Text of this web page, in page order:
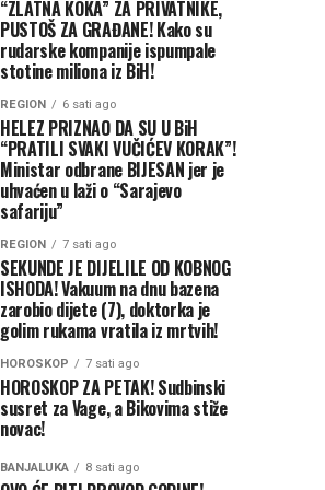
“ZLATNA KOKA” ZA PRIVATNIKE,
PUSTOŠ ZA GRAĐANE! Kako su
rudarske kompanije ispumpale
stotine miliona iz BiH!
REGION 6 sati ago
HELEZ PRIZNAO DA SU U BiH
“PRATILI SVAKI VUČIĆEV KORAK”!
Ministar odbrane BIJESAN jer je
uhvaćen u laži o “Sarajevo
safariju”
REGION 7 sati ago
SEKUNDE JE DIJELILE OD KOBNOG
ISHODA! Vakuum na dnu bazena
zarobio dijete (7), doktorka je
golim rukama vratila iz mrtvih!
HOROSKOP 7 sati ago
HOROSKOP ZA PETAK! Sudbinski
susret za Vage, a Bikovima stiže
novac!
BANJALUKA 8 sati ago